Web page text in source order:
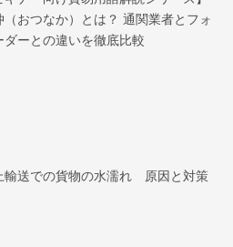
（おつなか）とは？ 通関業者とフォ
ダーとの違いを徹底比較
輸送での貨物の水濡れ 原因と対策